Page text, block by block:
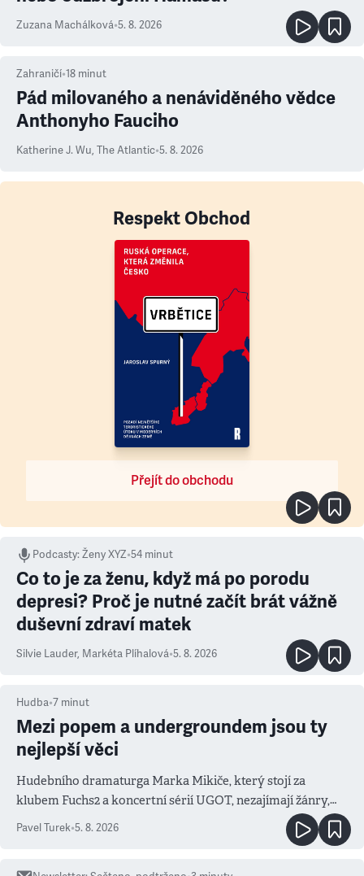
Zuzana Machálková•5. 8. 2026
Zahraničí•18 minut
Pád milovaného a nenáviděného vědce
Anthonyho Fauciho
Katherine J. Wu, The Atlantic•5. 8. 2026
Respekt Obchod
Přejít do obchodu
Podcasty:Ženy XYZ•54 minut
Co to je za ženu, když má po porodu
depresi? Proč je nutné začít brát vážně
duševní zdraví matek
Silvie Lauder, Markéta Plíhalová•5. 8. 2026
Hudba•7 minut
Mezi popem a undergroundem jsou ty
nejlepší věci
Hudebního dramaturga Marka Mikiče, který stojí za
klubem Fuchs2 a koncertní sérií UGOT, nezajímají žánry,
Pavel Turek•5. 8. 2026